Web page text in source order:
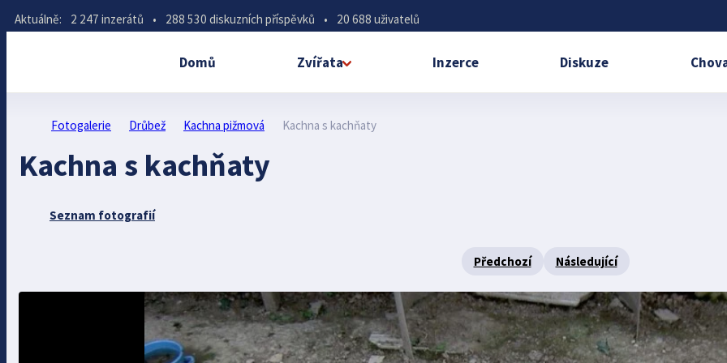
Aktuálně: 2 247 inzerátů • 288 530 diskuzních příspěvků • 20 688 uživatelů
Domů Zvířata Inzerce Diskuze
Fotogalerie Drůbež Kachna pižmová Kachna s kachňaty
Kachna s kachňaty
Seznam fotografií
Předchozí Následující